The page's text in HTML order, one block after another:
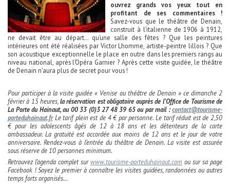
ouvrez grands vos yeux tout en
profitant de ses commentaires !
Savez-vous que le théâtre de Denain,
construit à l’italienne de 1906 à 1912,
ne devait être au départ… qu’une salle des fêtes ? Que les peintures
intérieures ont été réalisées par Victor Lhomme, artiste-peintre lillois ? Que
son acoustique exceptionnelle le place en outre dans les premiers rangs au
niveau national, après l’Opéra Garnier ? Après cette visite guidée, le théâtre
de Denain n'aura plus de secret pour vous !
Pour participer à la visite guidée « Venise au théâtre de Denain » ce dimanche 2
février à 15 heures, la réservation est obligatoire auprès de l’Office de Tourisme de
La Porte du Hainaut, au 00 33 (0)3 27 48 39 65 ou par mail :contact@tourisme-
porteduhainaut.fr Le tarif plein est de 4 € par personne. Le tarif réduit est de 2,50
€ pour les adolescents âgés de 12 à 18 ans et les détenteurs de la carte
ambassadeur. La gratuité est accordée aux moins de 12 ans et le jour de votre
anniversaire. Rendez-vous à l’entrée du théâtre de Denain. La visite est assurée
sous réserve de 10 personnes minimum.
Retrouvez l’agenda complet surwww.tourisme-porteduhainaut.com ou sur sa page
Facebook ! Soyez le premier à connaître les visites guidées, randonnées ou autres
temps forts organisés…